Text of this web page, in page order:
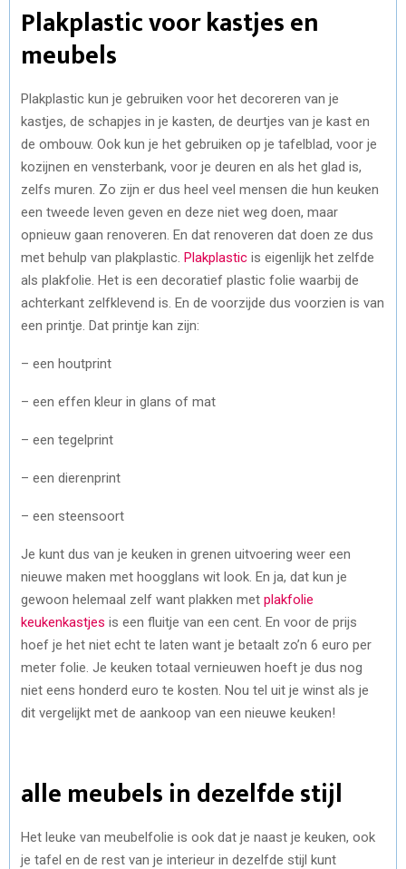
Plakplastic voor kastjes en
meubels
Plakplastic kun je gebruiken voor het decoreren van je
kastjes, de schapjes in je kasten, de deurtjes van je kast en
de ombouw. Ook kun je het gebruiken op je tafelblad, voor je
kozijnen en vensterbank, voor je deuren en als het glad is,
zelfs muren. Zo zijn er dus heel veel mensen die hun keuken
een tweede leven geven en deze niet weg doen, maar
opnieuw gaan renoveren. En dat renoveren dat doen ze dus
met behulp van plakplastic. Plakplastic is eigenlijk het zelfde
als plakfolie. Het is een decoratief plastic folie waarbij de
achterkant zelfklevend is. En de voorzijde dus voorzien is van
een printje. Dat printje kan zijn:
– een houtprint
– een effen kleur in glans of mat
– een tegelprint
– een dierenprint
– een steensoort
Je kunt dus van je keuken in grenen uitvoering weer een
nieuwe maken met hoogglans wit look. En ja, dat kun je
gewoon helemaal zelf want plakken met plakfolie
keukenkastjes is een fluitje van een cent. En voor de prijs
hoef je het niet echt te laten want je betaalt zo’n 6 euro per
meter folie. Je keuken totaal vernieuwen hoeft je dus nog
niet eens honderd euro te kosten. Nou tel uit je winst als je
dit vergelijkt met de aankoop van een nieuwe keuken!
alle meubels in dezelfde stijl
Het leuke van meubelfolie is ook dat je naast je keuken, ook
je tafel en de rest van je interieur in dezelfde stijl kunt